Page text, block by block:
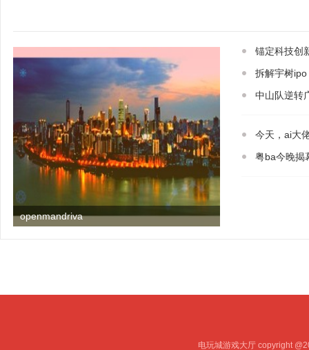
openmandriva
锚定科技创
拆解宇树
中山队逆转
今天，ai大
粤ba今晚揭
电玩城游戏大厅 copyright